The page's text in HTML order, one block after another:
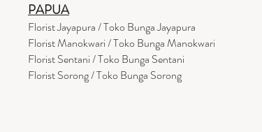
PAPUA
Florist Jayapura / Toko Bunga Jayapura
Florist Manokwari / Toko Bunga Manokwari
Florist Sentani / Toko Bunga Sentani
Florist Sorong / Toko Bunga Sorong